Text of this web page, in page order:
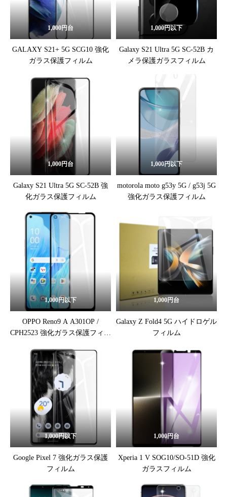
1,000円台
GALAXY S21+ 5G SCG10 強化
ガラス保護フィルム
1,000円以下
Galaxy S21 Ultra 5G SC-52B カ
メラ保護ガラスフィルム
1,000円台
Galaxy S21 Ultra 5G SC-52B 強
化ガラス保護フィルム
1,000円以下
motorola moto g53y 5G / g53j 5G
強化ガラス保護フィルム
1,000円以下
OPPO Reno9 A A301OP /
CPH2523 強化ガラス保護フィル
1,000円台
Galaxy Z Fold4 5G ハイドロゲル
フィルム
1,000円以下
Google Pixel 7 強化ガラス保護
フィルム
1,000円台
Xperia 1 V SOG10/SO-51D 強化
ガラスフィルム